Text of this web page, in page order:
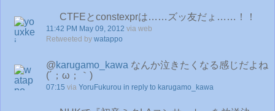
CTFEとconstexprは……ズッ友だょ……！！
11:42 PM May 09, 2012 via web
Retweeted by watappo
@karugamo_kawa なんか泣きたくなる感じだよね
(´；ω；｀)
07:15 via YoruFukurou in reply to karugamo_kawa